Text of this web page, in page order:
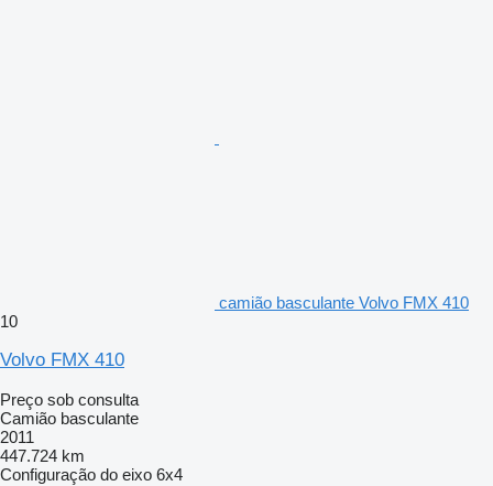
camião basculante Volvo FMX 410
10
Volvo FMX 410
Preço sob consulta
Camião basculante
2011
447.724 km
Configuração do eixo 6x4